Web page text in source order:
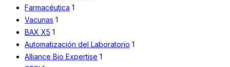
Farmacéutica 1
Vacunas 1
BAX X5 1
Automatización del Laboratorio 1
Alliance Bio Expertise 1